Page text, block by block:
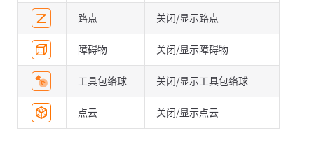
路点 关闭/显示路点
障碍物 关闭/显示障碍物
工具包络球 关闭/显示工具包络球
点云 关闭/显示点云